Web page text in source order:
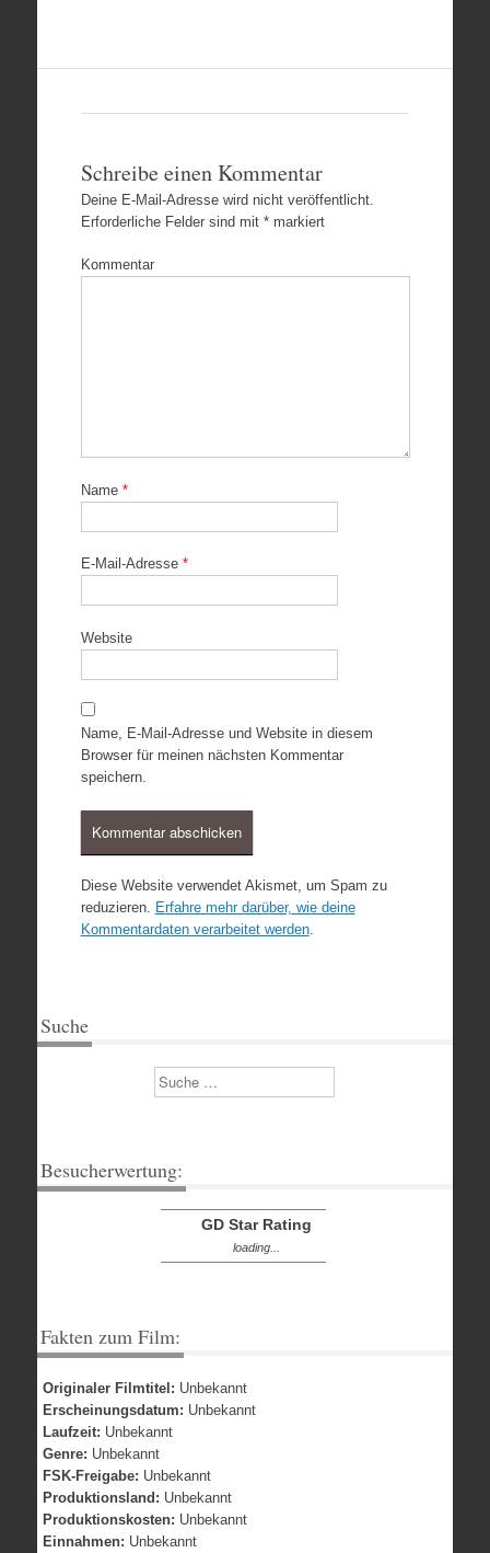
Schreibe einen Kommentar
Deine E-Mail-Adresse wird nicht veröffentlicht.
Erforderliche Felder sind mit *markiert
Kommentar
Name *
E-Mail-Adresse *
Website
Name, E-Mail-Adresse und Website in diesem
Browser für meinen nächsten Kommentar
speichern.
Diese Website verwendet Akismet, um Spam zu
reduzieren. Erfahre mehr darüber, wie deine
Kommentardaten verarbeitet werden.
Suche
Suchen
Besucherwertung:
GD Star Rating
loading...
Fakten zum Film:
Originaler Filmtitel: Unbekannt
Erscheinungsdatum: Unbekannt
Laufzeit: Unbekannt
Genre: Unbekannt
FSK-Freigabe: Unbekannt
Produktionsland: Unbekannt
Produktionskosten: Unbekannt
Einnahmen: Unbekannt